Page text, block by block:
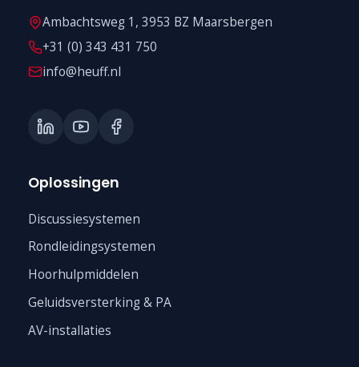
Ambachtsweg 1, 3953 BZ Maarsbergen
+31 (0) 343 431 750
info@heuff.nl
Oplossingen
Discussiesystemen
Rondleidingsystemen
Hoorhulpmiddelen
Geluidsversterking & PA
AV-installaties